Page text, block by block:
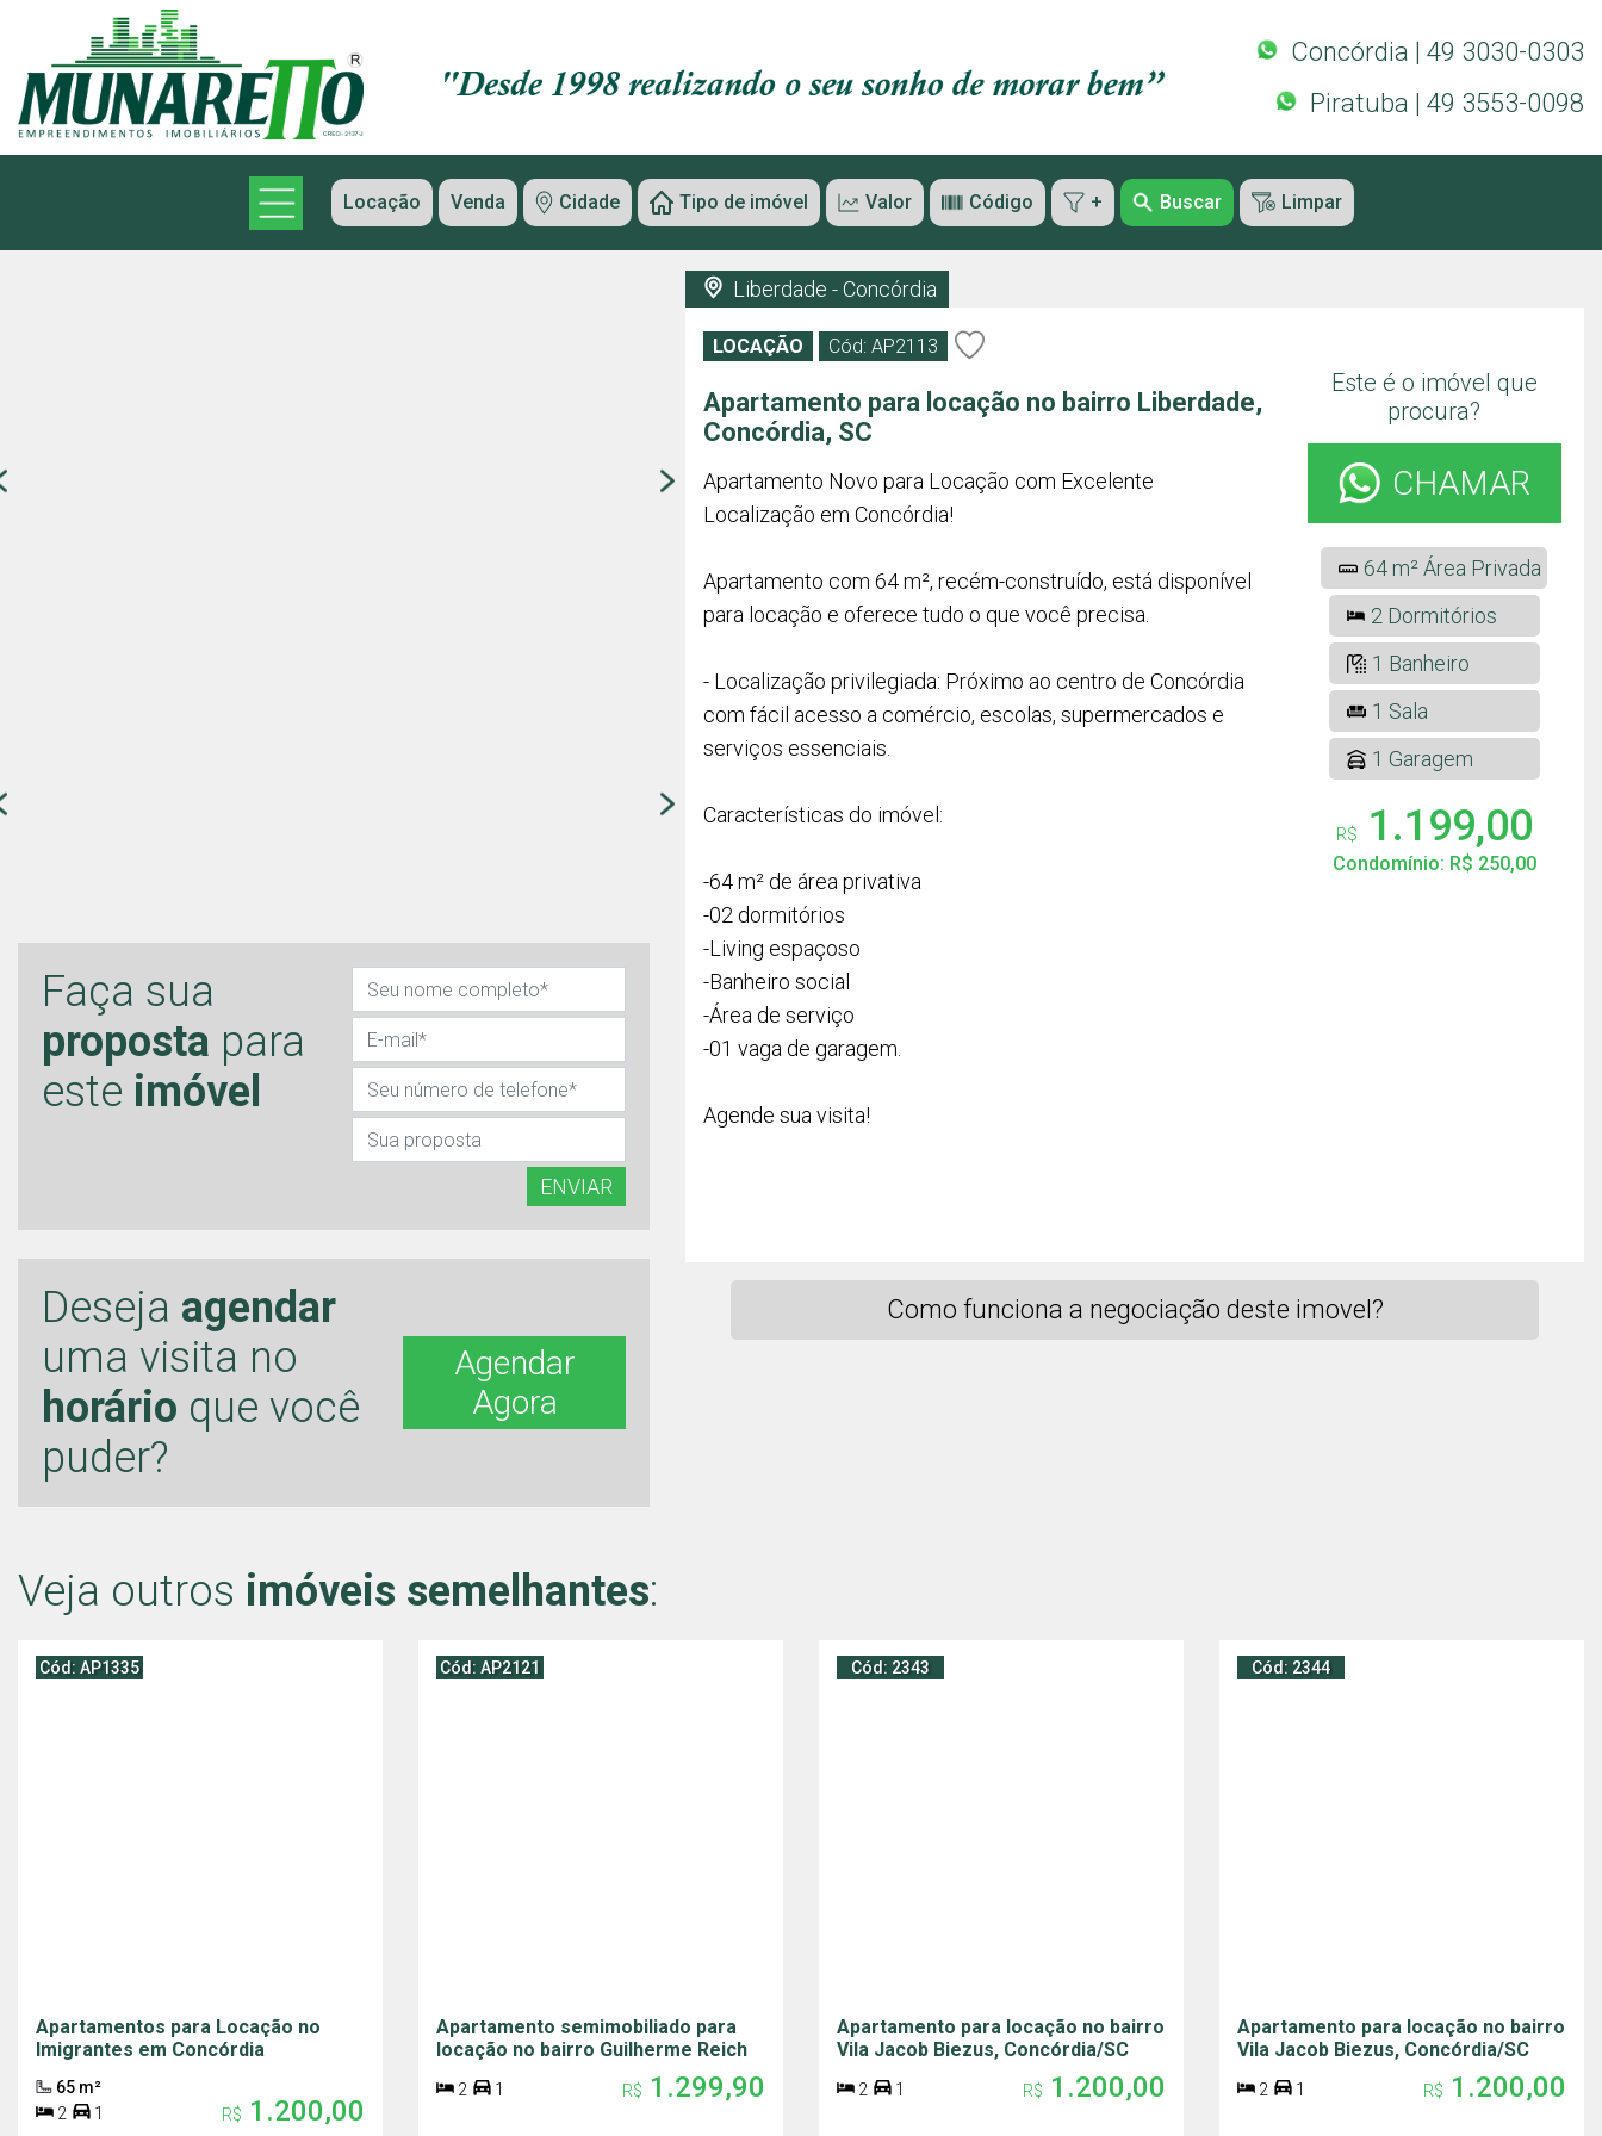
Concórdia | 49 3030-0303
Piratuba | 49 3553-0098
Locação Venda Cidade Tipo de imóvel Valor Código + Buscar Limpar
Faça sua
proposta para
este imóvel
ENVIAR
Deseja agendar
uma visita no
horário que você
puder?
Agendar
Agora
Liberdade - Concórdia
LOCAÇÃO Cód: AP2113
Apartamento para locação no bairro Liberdade,
Concórdia, SC
Apartamento Novo para Locação com Excelente
Localização em Concórdia!
Apartamento com 64 m², recém-construído, está disponível
para locação e oferece tudo o que você precisa.
- Localização privilegiada: Próximo ao centro de Concórdia
com fácil acesso a comércio, escolas, supermercados e
serviços essenciais.
Características do imóvel:
-64 m² de área privativa
-02 dormitórios
-Living espaçoso
-Banheiro social
-Área de serviço
-01 vaga de garagem.
Agende sua visita!
Este é o imóvel que
procura?
CHAMAR
64 m² Área Privada
2 Dormitórios
1 Banheiro
1 Sala
1 Garagem
R$ 1.199,00
Condomínio: R$ 250,00
Como funciona a negociação deste imovel?
Veja outros imóveis semelhantes:
Cód: AP1335
Apartamentos para Locação no
Imigrantes em Concórdia
65 m²
2
1 R$ 1.200,00
Cód: AP2121
Apartamento semimobiliado para
locação no bairro Guilherme Reich
2 1 R$ 1.299,90
Cód: 2343
Apartamento para locação no bairro
Vila Jacob Biezus, Concórdia/SC
2 1 R$ 1.200,00
Cód: 2344
Apartamento para locação no bairro
Vila Jacob Biezus, Concórdia/SC
2 1 R$ 1.200,00